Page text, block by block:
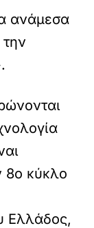
ανάμεσα
8ο κύκλο
Ελλάδος,